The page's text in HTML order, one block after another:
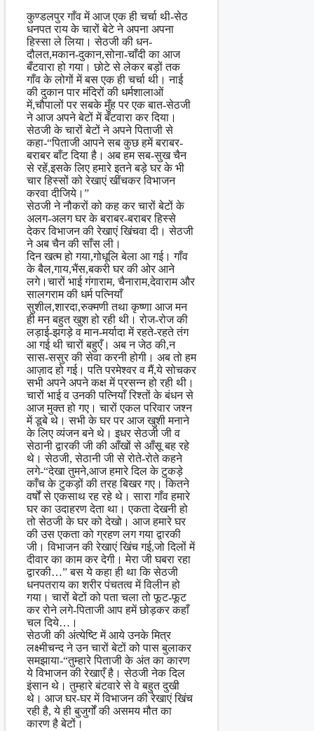
कुण्डलपुर गाँव में आज एक ही चर्चा थी-सेठ
धनपत राय के चारों बेटे ने अपना अपना
हिस्सा ले लिया। सेठजी की धन-
दौलत,मकान-दुकान,सोना-चाँदी का आज
बँटवारा हो गया। छोटे से लेकर बड़ों तक
गाँव के लोगों में बस एक ही चर्चा थी। नाई
की दुकान पार मंदिरों की धर्मशालाओं
में,चौपालों पर सबके मुँह पर एक बात-सेठजी
ने आज अपने बेटों में बँटवारा कर दिया।
सेठजी के चारों बेटों ने अपने पिताजी से
कहा-“पिताजी आपने सब कुछ हमें बराबर-
बराबर बाँट दिया है। अब हम सब-सुख चैन
से रहें,इसके लिए हमारे इतने बड़े घर के भी
चार हिस्सों को रेखाएं खींचकर विभाजन
करवा दीजिये।”
सेठजी ने नौकरों को कह कर चारों बेटों के
अलग-अलग घर के बराबर-बराबर हिस्से
देकर विभाजन की रेखाएं खिंचवा दी। सेठजी
ने अब चैन की साँस ली।
दिन खत्म हो गया,गोधूलि बेला आ गई। गाँव
के बैल,गाय,भैंस,बकरी घर की ओर आने
लगे।चारों भाई गंगाराम, चैनाराम,देवाराम और
सालगराम की धर्म पत्नियाँ
सुशील,शारदा,रुक्मणी तथा कृष्णा आज मन
ही मन बहुत खुश हो रही थी। रोज-रोज की
लड़ाई-झगड़े व मान-मर्यादा में रहते-रहते तंग
आ गई थी चारों बहुएँ। अब न जेठ की,न
सास-ससुर की सेवा करनी होगी। अब तो हम
आज़ाद हो गई। पति परमेश्वर व मैं,ये सोचकर
सभी अपने अपने कक्ष में प्रसन्न हो रही थी।
चारों भाई व उनकी पत्नियाँ रिश्तों के बंधन से
आज मुक्त हो गए। चारों एकल परिवार जश्न
में डूबे थे। सभी के घर पर आज खुशी मनाने
के लिए व्यंजन बने थे। इधर सेठजी जी व
सेठानी द्वारकी जी की आँखों से आँसू बह रहे
थे। सेठजी, सेठानी जी से रोते-रोते कहने
लगे-“देखा तुमने,आज हमारे दिल के टुकड़े
काँच के टुकड़ों की तरह बिखर गए। कितने
वर्षों से एकसाथ रह रहे थे। सारा गाँव हमारे
घर का उदाहरण देता था। एकता देखनी हो
तो सेठजी के घर को देखो। आज हमारे घर
की उस एकता को ग्रहण लग गया द्वारकी
जी। विभाजन की रेखाएं खिंच गई,जो दिलों में
दीवार का काम कर देगी। मेरा जी घबरा रहा
द्वारकी…” बस ये कहा ही था कि सेठजी
धनपतराय का शरीर पंचतत्व में विलीन हो
गया। चारों बेटों को पता चला तो फूट-फूट
कर रोने लगे-पिताजी आप हमें छोड़कर कहाँ
चल दिये…।
सेठजी की अंत्येष्टि में आये उनके मित्र
लक्ष्मीचन्द ने उन चारों बेटों को पास बुलाकर
समझाया-“तुम्हारे पिताजी के अंत का कारण
ये विभाजन की रेखाएँ है। सेठजी नेक दिल
इंसान थे। तुम्हारे बंटवारे से वे बहुत दुखी
थे। आज घर-घर में विभाजन की रेखाएं खिंच
रही है, ये ही बुजुर्गों की असमय मौत का
कारण है बेटों।